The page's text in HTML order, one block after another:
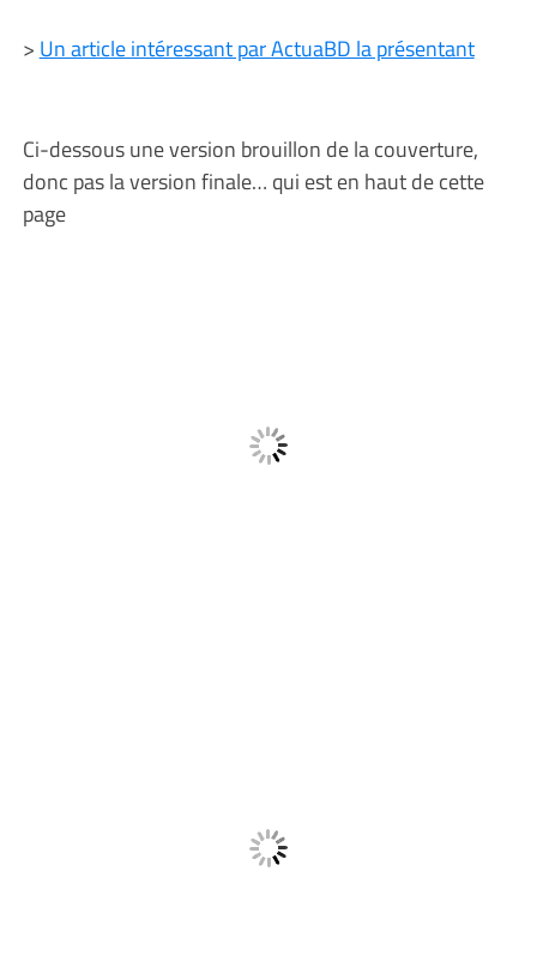
> Un article intéressant par ActuaBD la présentant
Ci-dessous une version brouillon de la couverture,
donc pas la version finale… qui est en haut de cette
page